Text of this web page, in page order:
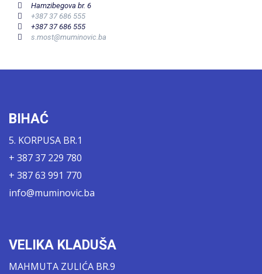
Hamzibegova br. 6
+387 37 686 555
+387 37 686 555
s.most@muminovic.ba
BIHAĆ
5. KORPUSA BR.1
+ 387 37 229 780
+ 387 63 991 770
info@muminovic.ba
VELIKA KLADUŠA
MAHMUTA ZULIĆA BR.9